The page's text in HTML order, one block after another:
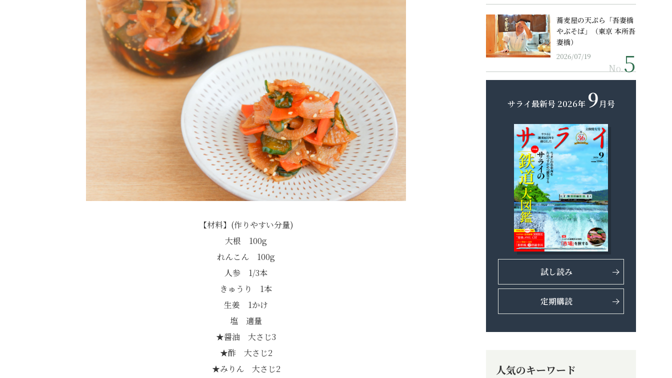
【材料】(作りやすい分量)
大根 100g
れんこん 100g
人参 1/3本
きゅうり 1本
生姜 1かけ
塩 適量
★醤油 大さじ3
★酢 大さじ2
★みりん 大さじ2
蕎麦屋の天ぷら「吾妻橋
やぶそば」（東京 本所吾
妻橋）
2026/07/19
No.
サライ最新号 2026年 9月号
試し読み
定期購読
人気のキーワード